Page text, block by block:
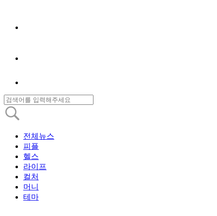
전체뉴스
피플
헬스
라이프
컬처
머니
테마